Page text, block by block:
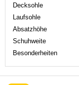
Decksohle
Laufsohle
Absatzhöhe
Schuhweite
Besonderheiten